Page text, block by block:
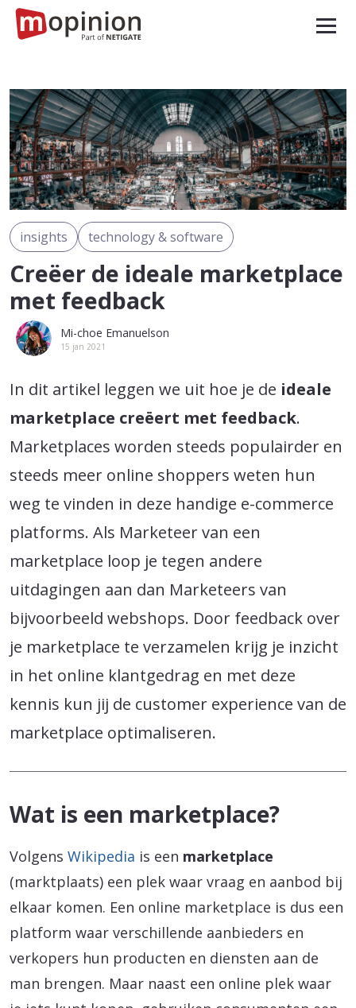
insights technology & software
Creëer de ideale marketplace
met feedback
Mi-choe Emanuelson
15 jan 2021
In dit artikel leggen we uit hoe je de ideale
marketplace creëert met feedback.
Marketplaces worden steeds populairder en
steeds meer online shoppers weten hun
weg te vinden in deze handige e-commerce
platforms. Als Marketeer van een
marketplace loop je tegen andere
uitdagingen aan dan Marketeers van
bijvoorbeeld webshops. Door feedback over
je marketplace te verzamelen krijg je inzicht
in het online klantgedrag en met deze
kennis kun jij de customer experience van de
marketplace optimaliseren.
Wat is een marketplace?
Volgens Wikipedia is een marketplace
(marktplaats) een plek waar vraag en aanbod bij
elkaar komen. Een online marketplace is dus een
platform waar verschillende aanbieders en
verkopers hun producten en diensten aan de
man brengen. Maar naast een online plek waar